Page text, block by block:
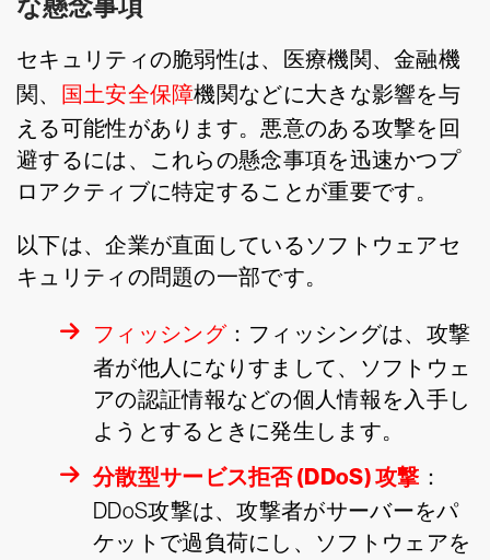
な懸念事項
セキュリティの脆弱性は、医療機関、金融機
関、
国土安全保障機関などに大きな影響を与
える可能性があります。悪意のある攻撃を回
避するには、これらの懸念事項を迅速かつプ
ロアクティブに特定することが重要です。
以下は、企業が直面しているソフトウェアセ
キュリティの問題の一部です。
フィッシング：フィッシングは、攻撃
者が他人になりすまして、ソフトウェ
アの認証情報などの個人情報を入手し
ようとするときに発生します。
分散型サービス拒否 (DDoS) 攻撃 ：
DDoS攻撃は、攻撃者がサーバーをパ
ケットで過負荷にし、ソフトウェアを